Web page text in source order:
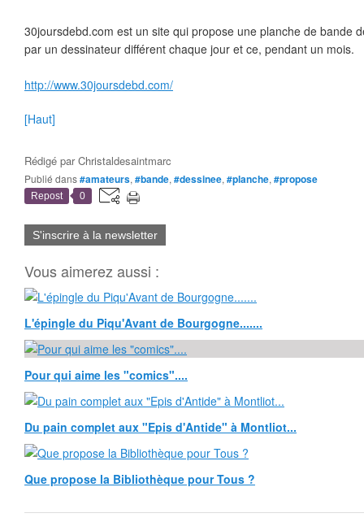
30joursdebd.com est un site qui propose une planche de bande
par un dessinateur différent chaque jour et ce, pendant un mois.
http://www.30joursdebd.com/
[Haut]
Rédigé parChristaldesaintmarc
Publié dans#amateurs, #bande, #dessinee, #planche, #propose
Repost 0
S'inscrire à la newsletter
Vous aimerez aussi :
L'épingle du Piqu'Avant de Bourgogne.......
Pour qui aime les "comics"....
Du pain complet aux "Epis d'Antide" à Montliot...
Que propose la Bibliothèque pour Tous ?